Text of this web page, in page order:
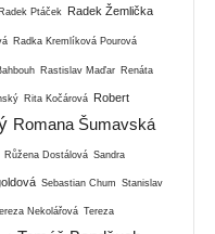
Radek Ptáček Radek Žemlička
Radka Kremlíková Pourová
Rastislav Maďar Renáta
Rita Kočárová Robert
Romana Šumavská
Růžena Dostálová Sandra
Sebastian Chum Stanislav
Nekolářová Tereza